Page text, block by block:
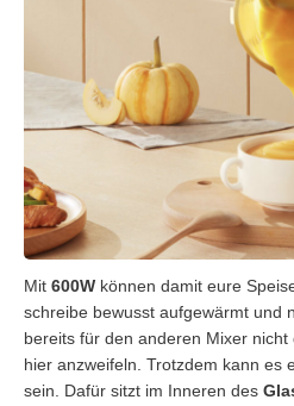
Mit 600W können damit eure
schreibe bewusst aufgewärmt und
bereits für den anderen Mixer
hier anzweifeln. Trotzdem kann es
sein. Dafür sitzt im Inneren des